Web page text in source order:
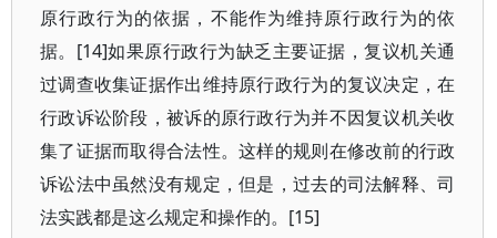
原行政行为的依据，不能作为维持原行政行为的依
据。[14]如果原行政行为缺乏主要证据，复议机关通
过调查收集证据作出维持原行政行为的复议决定，在
行政诉讼阶段，被诉的原行政行为并不因复议机关收
集了证据而取得合法性。这样的规则在修改前的行政
诉讼法中虽然没有规定，但是，过去的司法解释、司
法实践都是这么规定和操作的。[15]